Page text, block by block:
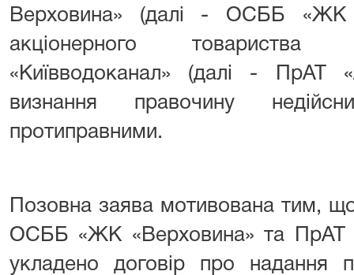
Верховина» (далі - ОСББ «ЖК
акціонерного товариства
«Київводоканал» (далі - ПрАТ
визнання правочину
протиправними.
Позовна заява мотивована тим,
ОСББ «ЖК «Верховина» та ПрАТ
укладено договір про надання